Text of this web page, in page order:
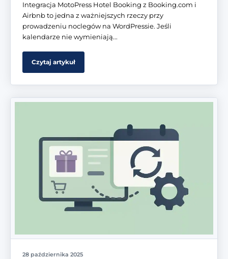
Integracja MotoPress Hotel Booking z Booking.com i
Airbnb to jedna z ważniejszych rzeczy przy
prowadzeniu noclegów na WordPressie. Jeśli
kalendarze nie wymieniają...
Czytaj artykuł
28 października 2025